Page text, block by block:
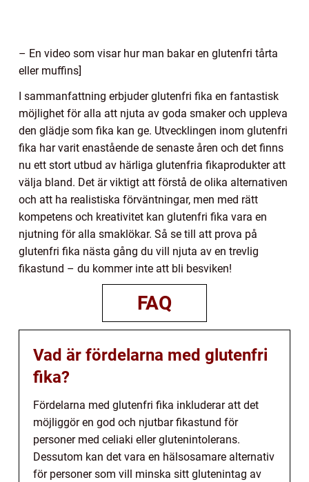
– En video som visar hur man bakar en glutenfri tårta
eller muffins]
I sammanfattning erbjuder glutenfri fika en fantastisk
möjlighet för alla att njuta av goda smaker och uppleva
den glädje som fika kan ge. Utvecklingen inom glutenfri
fika har varit enastående de senaste åren och det finns
nu ett stort utbud av härliga glutenfria fikaprodukter att
välja bland. Det är viktigt att förstå de olika alternativen
och att ha realistiska förväntningar, men med rätt
kompetens och kreativitet kan glutenfri fika vara en
njutning för alla smaklökar. Så se till att prova på
glutenfri fika nästa gång du vill njuta av en trevlig
fikastund – du kommer inte att bli besviken!
FAQ
Vad är fördelarna med glutenfri
fika?
Fördelarna med glutenfri fika inkluderar att det
möjliggör en god och njutbar fikastund för
personer med celiaki eller glutenintolerans.
Dessutom kan det vara en hälsosamare alternativ
för personer som vill minska sitt glutenintag av